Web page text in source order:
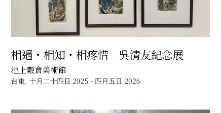
相遇・相知・相疼惜 - 吳清友紀念展
池上穀倉美術館
台東, 十月二十四日 2025 - 四月五日 2026